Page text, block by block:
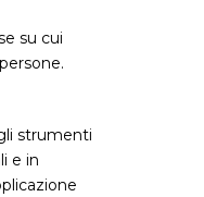
su cui
strumenti
e in